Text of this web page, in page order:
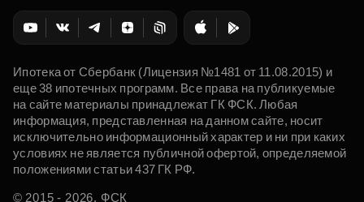
Ипотека от Сбербанк (Лицензия №1481 от 11.08.2015) и
еще 38 ипотечных программ. Все права на публикуемые
на сайте материалы принадлежат ГК ФСК. Любая
информация, представленная на данном сайте, носит
исключительно информационный характер и ни при каких
условиях не является публичной офертой, определяемой
положениями статьи 437 ГК РФ.
© 2015 - 2026. ФСК